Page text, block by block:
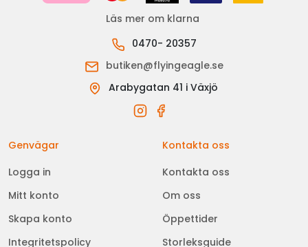
Läs mer om klarna
0470- 20357
butiken@flyingeagle.se
Arabygatan 41 i Växjö
Genvägar
Logga in
Mitt konto
Skapa konto
Integritetspolicy
Kontakta oss
Kontakta oss
Om oss
Öppettider
Storleksguide